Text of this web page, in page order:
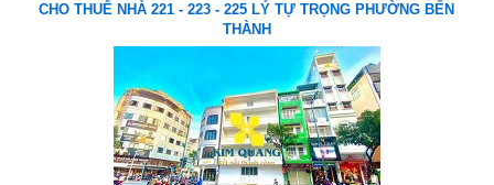
CHO THUÊ NHÀ 221 - 223 - 225 LÝ TỰ TRỌNG PHƯỜNG BẾN
THÀNH